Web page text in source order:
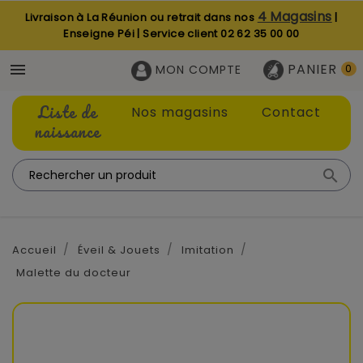
Livraison à La Réunion ou retrait dans nos 4 Magasins |
Enseigne Péi | Service client02 62 35 00 00
 PANIER 0
MON COMPTE
Liste de
naissance
Nos magasins Contact

Accueil Éveil & Jouets
Imitation
Malette du docteur